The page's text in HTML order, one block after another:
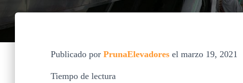
Publicado por PrunaElevadores el marzo 19, 2021
Tiempo de lectura